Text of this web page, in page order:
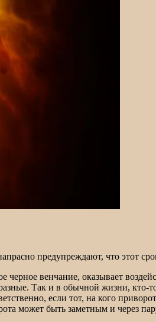
предупреждают, что этот
черное венчание, оказывает
Так и в обычной жизни, кто-
если тот, на кого
может быть заметным и через